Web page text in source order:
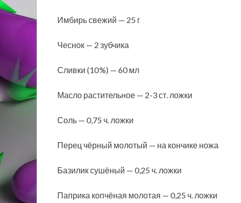
Имбирь свежий — 25 г
Чеснок — 2 зубчика
Сливки (10 %) — 60 мл
Масло растительное — 2-3 ст. ложки
Соль — 0,75 ч. ложки
Перец чёрный молотый — на кончике ножа
Базилик сушёный — 0,25 ч. ложки
Паприка копчёная молотая — 0,25 ч. ложки